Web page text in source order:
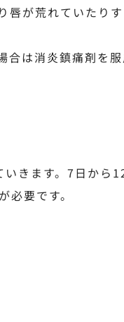
が荒れていたり
は消炎鎮痛剤を
きます。7日から
要です。